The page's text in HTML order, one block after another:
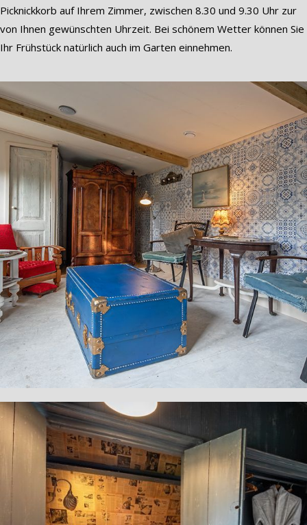
Picknickkorb auf Ihrem Zimmer, zwischen 8.30 und 9.30 Uhr zur
von Ihnen gewünschten Uhrzeit. Bei schönem Wetter können Sie
Ihr Frühstück natürlich auch im Garten einnehmen.